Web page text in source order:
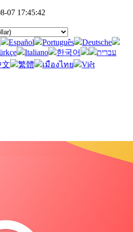
07 17:45:42
Español Português
Deutsche
Italiano 한국어
עברית
文 繁體 เมืองไทย
Việt